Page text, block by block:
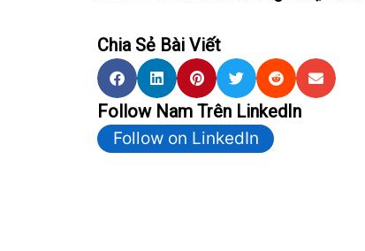
Chia Sẻ Bài Viết
Follow Nam Trên LinkedIn
Follow on LinkedIn